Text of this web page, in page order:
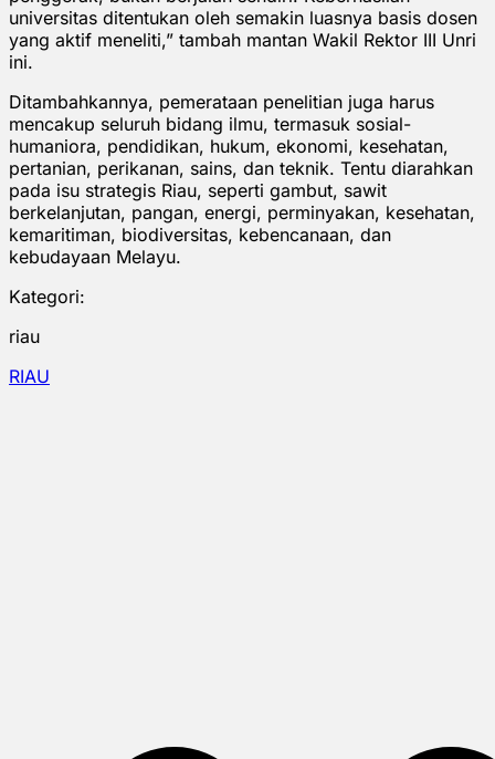
universitas ditentukan oleh semakin luasnya basis dosen
yang aktif meneliti,” tambah mantan Wakil Rektor III Unri
ini.
Ditambahkannya, pemerataan penelitian juga harus
mencakup seluruh bidang ilmu, termasuk sosial-
humaniora, pendidikan, hukum, ekonomi, kesehatan,
pertanian, perikanan, sains, dan teknik. Tentu diarahkan
pada isu strategis Riau, seperti gambut, sawit
berkelanjutan, pangan, energi, perminyakan, kesehatan,
kemaritiman, biodiversitas, kebencanaan, dan
kebudayaan Melayu.
Kategori:
riau
RIAU